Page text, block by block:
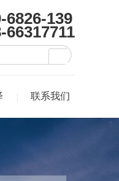
6826-139
66317711
联系我们